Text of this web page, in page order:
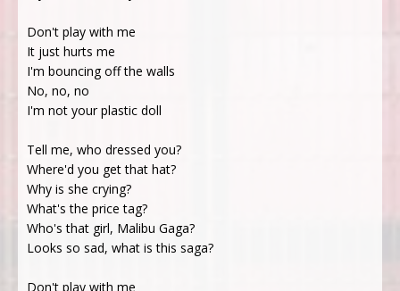
Don't play with me
It just hurts me
I'm bouncing off the walls
No, no, no
I'm not your plastic doll
Tell me, who dressed you?
Where'd you get that hat?
Why is she crying?
What's the price tag?
Who's that girl, Malibu Gaga?
Looks so sad, what is this saga?
Don't play with me